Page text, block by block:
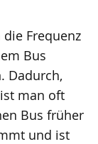
Frequenz
Bus
Dadurch,
man oft
Bus früher
und ist